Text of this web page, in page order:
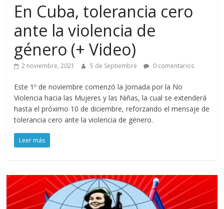
En Cuba, tolerancia cero
ante la violencia de
género (+ Video)
2 noviembre, 2021 5 de Septiembre 0 comentarios
Este 1º de noviembre comenzó la Jornada por la No
Violencia hacia las Mujeres y las Niñas, la cual se extenderá
hasta el próximo 10 de diciembre, reforzando el mensaje de
tolerancia cero ante la violencia de género.
Leer más